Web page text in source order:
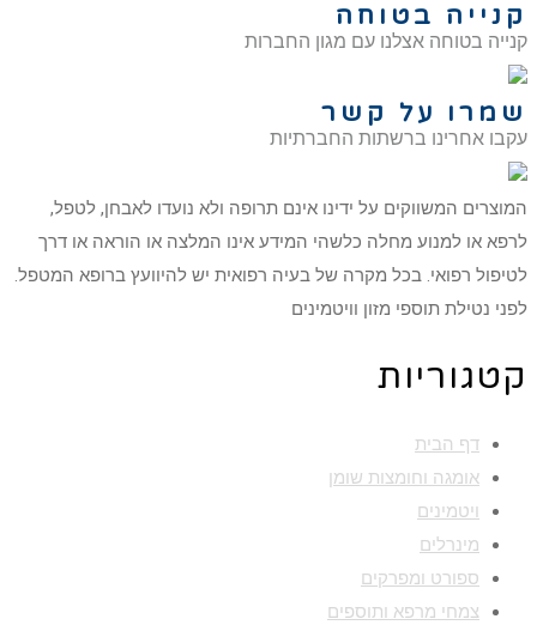
קנייה בטוחה
קנייה בטוחה אצלנו עם מגון החברות
שמרו על קשר
עקבו אחרינו ברשתות החברתיות
המוצרים המשווקים על ידינו אינם תרופה ולא נועדו לאבחן, לטפל,
לרפא או למנוע מחלה כלשהי המידע אינו המלצה או הוראה או דרך
לטיפול רפואי. בכל מקרה של בעיה רפואית יש להיוועץ ברופא המטפל.
לפני נטילת תוספי מזון וויטמינים
קטגוריות
דף הבית
אומגה וחומצות שומן
ויטמינים
מינרלים
ספורט ומפרקים
צמחי מרפא ותוספים